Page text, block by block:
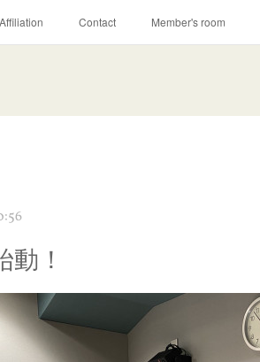
Affiliation Contact Member's room
！